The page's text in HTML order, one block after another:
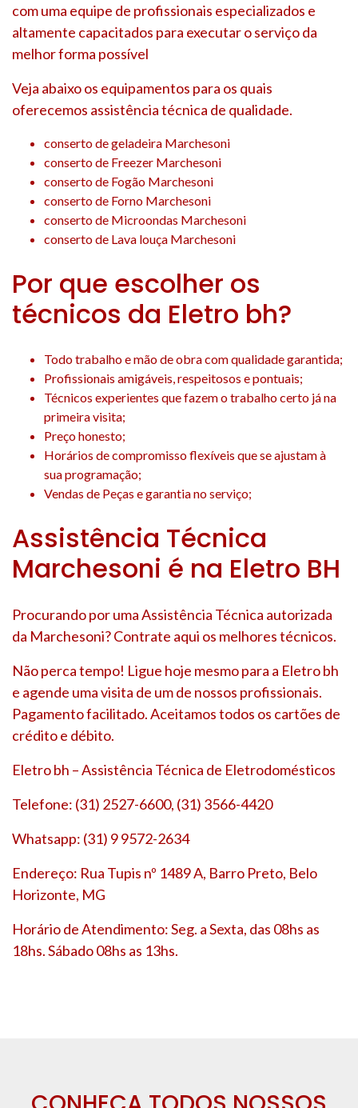
com uma equipe de profissionais especializados e
altamente capacitados para executar o serviço da
melhor forma possível
Veja abaixo os equipamentos para os quais
oferecemos assistência técnica de qualidade.
conserto de geladeira Marchesoni
conserto de Freezer Marchesoni
conserto de Fogão Marchesoni
conserto de Forno Marchesoni
conserto de Microondas Marchesoni
conserto de Lava louça Marchesoni
Por que escolher os
técnicos da Eletro bh?
Todo trabalho e mão de obra com qualidade garantida;
Profissionais amigáveis, respeitosos e pontuais;
Técnicos experientes que fazem o trabalho certo já na
primeira visita;
Preço honesto;
Horários de compromisso flexíveis que se ajustam à
sua programação;
Vendas de Peças e garantia no serviço;
Assistência Técnica
Marchesoni é na Eletro BH
Procurando por uma Assistência Técnica autorizada
da Marchesoni? Contrate aqui os melhores técnicos.
Não perca tempo! Ligue hoje mesmo para a Eletro bh
e agende uma visita de um de nossos profissionais.
Pagamento facilitado. Aceitamos todos os cartões de
crédito e débito.
Eletro bh – Assistência Técnica de Eletrodomésticos
Telefone: (31) 2527-6600, (31) 3566-4420
Whatsapp: (31) 9 9572-2634
Endereço: Rua Tupis nº 1489 A, Barro Preto, Belo
Horizonte, MG
Horário de Atendimento: Seg. a Sexta, das 08hs as
18hs. Sábado 08hs as 13hs.